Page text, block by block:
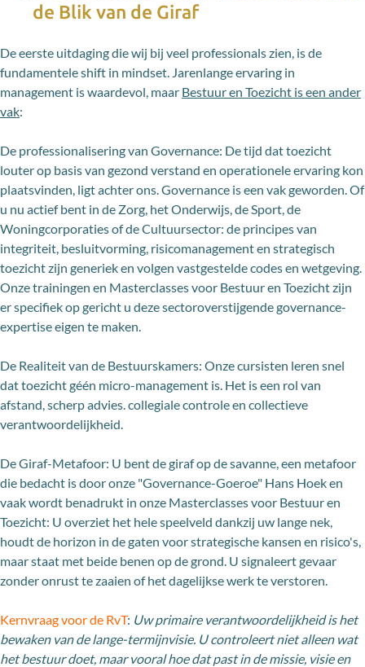
de Blik van de Giraf
De eerste uitdaging die wij bij veel professionals zien, is de
fundamentele shift in mindset. Jarenlange ervaring in
management is waardevol, maar Bestuur en Toezicht is een ander
vak:
De professionalisering van Governance: De tijd dat toezicht
louter op basis van gezond verstand en operationele ervaring kon
plaatsvinden, ligt achter ons. Governance is een vak geworden. Of
u nu actief bent in de Zorg, het Onderwijs, de Sport, de
Woningcorporaties of de Cultuursector: de principes van
integriteit, besluitvorming, risicomanagement en strategisch
toezicht zijn generiek en volgen vastgestelde codes en wetgeving.
Onze trainingen en Masterclasses voor Bestuur en Toezicht zijn
er specifiek op gericht u deze sectoroverstijgende governance-
expertise eigen te maken.
De Realiteit van de Bestuurskamers: Onze cursisten leren snel
dat toezicht géén micro-management is. Het is een rol van
afstand, scherp advies. collegiale controle en collectieve
verantwoordelijkheid.
De Giraf-Metafoor: U bent de giraf op de savanne, een metafoor
die bedacht is door onze "Governance-Goeroe" Hans Hoek en
vaak wordt benadrukt in onze Masterclasses voor Bestuur en
Toezicht: U overziet het hele speelveld dankzij uw lange nek,
houdt de horizon in de gaten voor strategische kansen en risico's,
maar staat met beide benen op de grond. U signaleert gevaar
zonder onrust te zaaien of het dagelijkse werk te verstoren.
Kernvraag voor de RvT: Uw primaire verantwoordelijkheid is het
bewaken van de lange-termijnvisie. U controleert niet alleen wat
het bestuur doet, maar vooral hoe dat past in de missie, visie en